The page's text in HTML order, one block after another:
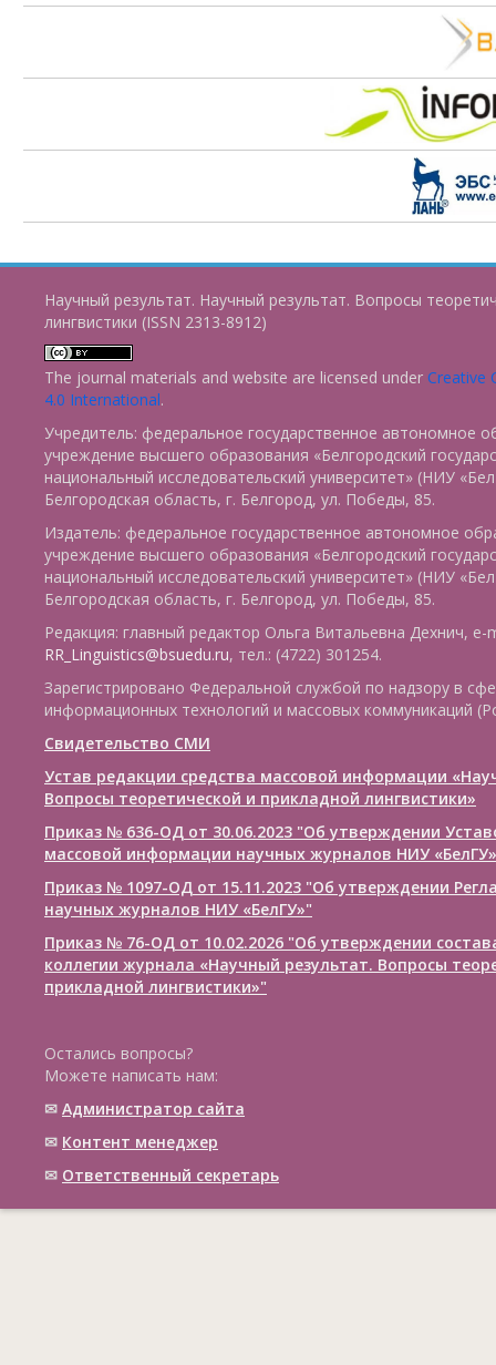
Научный результат. Научный результат. Вопросы
лингвистики (ISSN 2313-8912)
The journal materials and website are licensed under Creative
4.0 International.
Учредитель: федеральное государственное автономное
учреждение высшего образования «Белгородский
национальный исследовательский университет» (НИУ
Белгородская область, г. Белгород, ул. Победы, 85.
Издатель: федеральное государственное автономное
учреждение высшего образования «Белгородский
национальный исследовательский университет» (НИУ
Белгородская область, г. Белгород, ул. Победы, 85.
Редакция: главный редактор Ольга Витальевна Дехнич, e-
RR_Linguistics@bsuedu.ru, тел.: (4722) 301254.
Зарегистрировано Федеральной службой по надзору в
информационных технологий и массовых коммуникаций
Свидетельство СМИ
Устав редакции средства массовой информации
Вопросы теоретической и прикладной лингвистики»
Приказ № 636-ОД от 30.06.2023 "Об утверждении
массовой информации научных журналов НИУ «БелГУ»
Приказ № 1097-ОД от 15.11.2023 "Об утверждении
научных журналов НИУ «БелГУ»"
Приказ № 76-ОД от 10.02.2026 "Об утверждении
коллегии журнала «Научный результат. Вопросы
прикладной лингвистики»"
Остались вопросы?
Можете написать нам:
✉ Администратор сайта
✉ Контент менеджер
✉ Ответственный cекретарь